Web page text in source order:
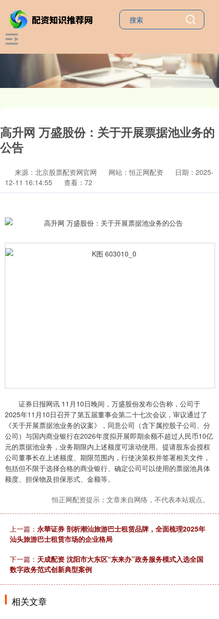
高升网 万盛股份：关于开展票据池业务的
公告
来源：北京股票配资网官网 网站：恒正网配资
日期：2025-
12-11 16:14:55
查看：72
证券日报网讯 11月10日晚间，万盛股份发布公告称，公司于
2025年11月10日召开了第五届董事会第二十七次会议，审议通过了
《关于开展票据池业务的议案》，同意公司（含下属控股子公司、分
公司）与国内商业银行在2026年度拟开展即期余额不超过人民币10亿
元的票据池业务，业务期限内上述额度可滚动使用。提请股东会授权
公司董事长在上述额度、期限范围内，行使决策权并签署相关文件，
包括但不限于选择合格的商业银行、确定公司可以使用的票据池具体
额度、担保物及担保形式、金额等。
恒正网配资提示：文章来自网络，不代表本站观点。
上一篇： 永華证券 剖析潮汕旅游巴士租赁品牌，全面梳理2025年
汕头旅游巴士租赁市场的企业格局
下一篇： 天成配资 沈阳市大东区“东来办”政务服务模式入选全国
数字政务范式创新典型案例
相关文章